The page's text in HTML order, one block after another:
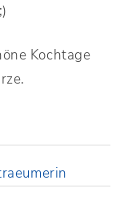
Kochtage